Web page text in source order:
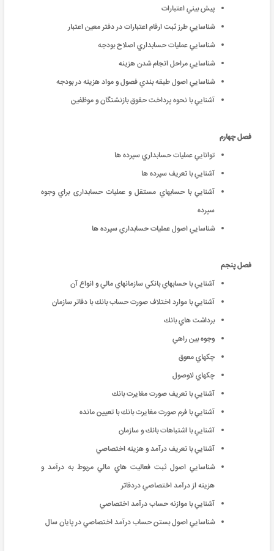
پيش بيني اعتبارات
شناسايي طرز ثبت ارقام اعتبارات در دفتر معين اعتبار
شناسايي عمليات حسابداري اصلاح بودجه
شناسايي مراحل انجام شدن هزينه
شناسايي اصول طبقه بندي فصول و مواد هزينه در بودجه
آشنايي با نحوه پرداخت حقوق بازنشتگان و موظفين
فصل چهارم
توانايي عمليات حسابداري سپرده ها
آشنايي با تعريف سپرده ها
آشنايي با حسابهاي مستقل و عملیات حسابداری براي وجوه
سپرده
شناسايي اصول عمليات حسابداري سپرده ها
فصل پنجم
آشنايي با حسابهاي بانكي سازمانهاي مالي و انواع آن
آشنايي با موارد اختلاف صورت حساب بانك با دفاتر سازمان
برداشت هاي بانك
وجوه بين راهي
چكهاي معوق
چكهاي لاوصول
آشنايي با تعريف صورت مغايرت بانك
آشنايي با فرم صورت مغايرت بانك با تعيين مانده
آشنايي با اشتباهات بانك و سازمان
آشنايي با تعريف درآمد و هزينه اختصاصي
شناسايي اصول ثبت فعاليت هاي مالي مربوط به درآمد و
هزینه از درآمد اختصاصي دردفاتر
آشنايي با موازنه حساب درآمد اختصاصي
شناسايي اصول بستن حساب درآمد اختصاصي در پايان سال